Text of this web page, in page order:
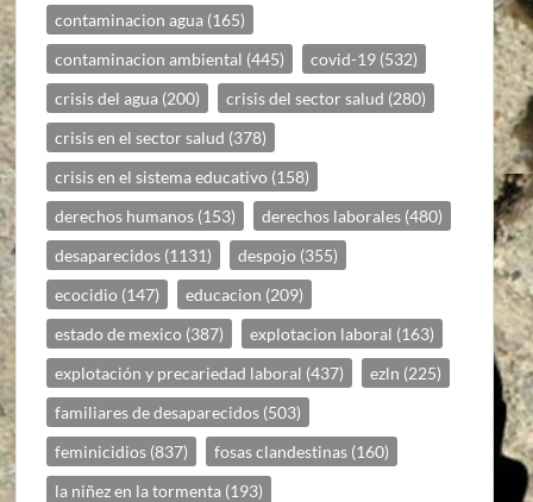
contaminacion agua (165)
contaminacion ambiental (445) covid-19 (532)
crisis del agua (200) crisis del sector salud (280)
crisis en el sector salud (378)
crisis en el sistema educativo (158)
derechos humanos (153) derechos laborales (480)
desaparecidos (1131) despojo (355)
ecocidio (147) educacion (209)
estado de mexico (387) explotacion laboral (163)
explotación y precariedad laboral (437) ezln (225)
familiares de desaparecidos (503)
feminicidios (837) fosas clandestinas (160)
la niñez en la tormenta (193)